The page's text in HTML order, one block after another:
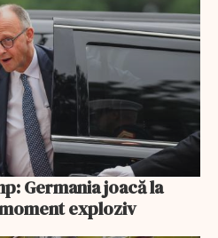
Germania joacă la
exploziv